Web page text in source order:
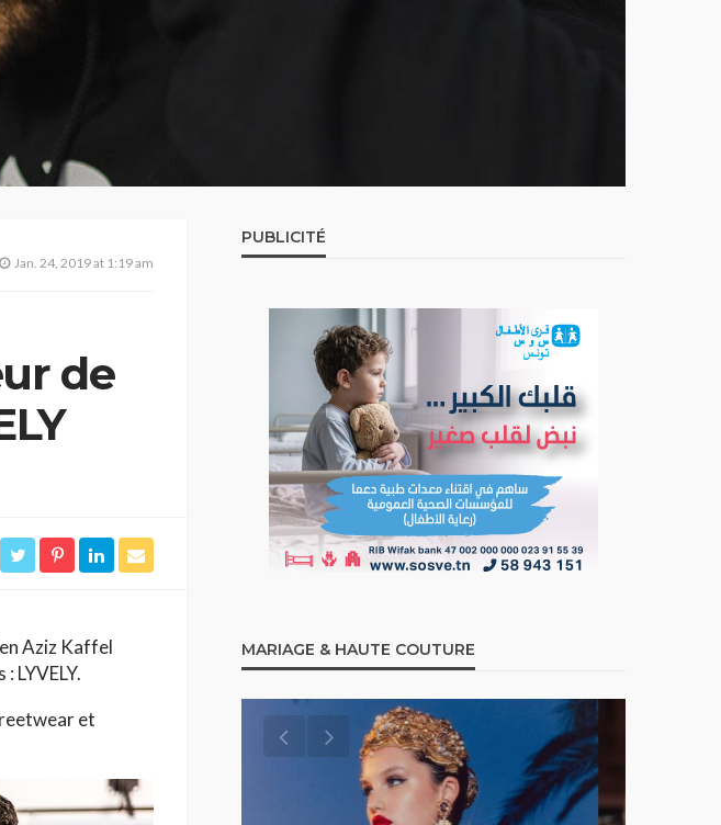
Jan. 24, 2019 at 1:19 am
de
Aziz Kaffel
LYVELY.
et
PUBLICITÉ
MARIAGE & HAUTE COUTURE